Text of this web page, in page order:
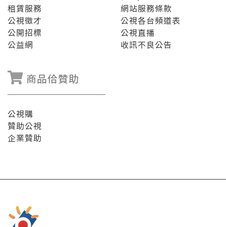
租賃服務
公視徵才
公開招標
公益網
網站服務條款
公視各台頻道表
公視直播
收訊不良公告
商品佮贊助
公視購
贊助公視
企業贊助